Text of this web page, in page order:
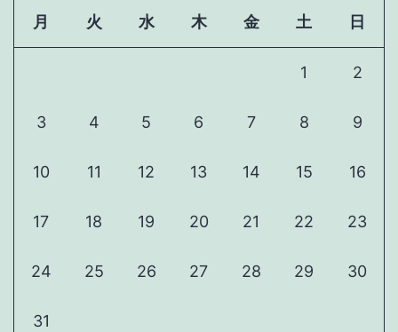
月 火 水 木 金 土 日
1 2
3 4 5 6 7 8 9
10 11 12 13 14 15 16
17 18 19 20 21 22 23
24 25 26 27 28 29 30
31